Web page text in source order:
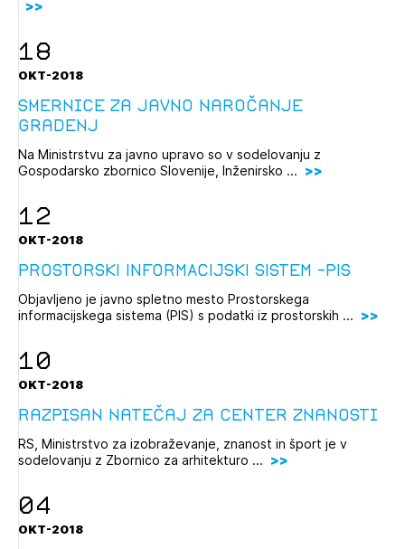
18
OKT-2018
Smernice za javno naročanje
gradenj
Na Ministrstvu za javno upravo so v sodelovanju z
Gospodarsko zbornico Slovenije, Inženirsko ...
12
OKT-2018
PROSTORSKI INFORMACIJSKI SISTEM -PIS
Objavljeno je javno spletno mesto Prostorskega
informacijskega sistema (PIS) s podatki iz prostorskih ...
10
OKT-2018
Razpisan natečaj za Center znanosti
RS, Ministrstvo za izobraževanje, znanost in šport je v
sodelovanju z Zbornico za arhitekturo ...
04
OKT-2018